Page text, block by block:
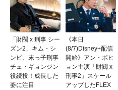
「財閥 x 刑事 シー
ズン2」キム・シ
ンビ、末っ子刑事
チェ・ギョンジン
役続投！成長した
姿に注目
《本日
(8/7)Disney+配信
開始》アン・ボヒ
ョン主演「財閥 x
刑事2」スケール
アップしたFLEX